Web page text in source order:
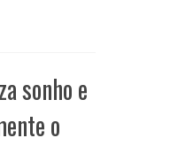
sonho e
o